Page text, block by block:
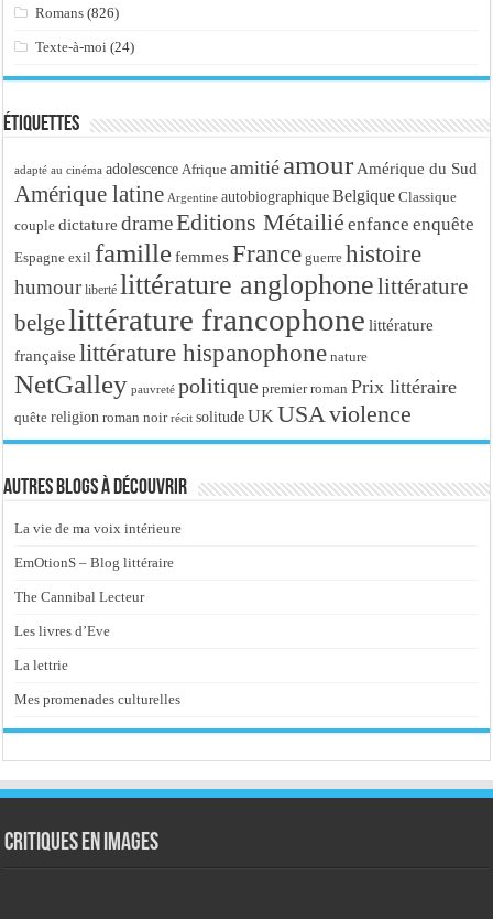
Romans (826)
Texte-à-moi (24)
Étiquettes
adapté au cinéma adolescence Afrique amitié amour Amérique du Sud
Amérique latine Argentine autobiographique Belgique Classique
couple dictature drameEditions Métailié enfance enquête
Espagne exil famille femmes France guerre histoire
humour liberté littérature anglophonelittérature
belgelittérature francophone littérature
française littérature hispanophone nature
NetGalley pauvreté politique premier roman Prix littéraire
quête religion roman noir récit solitude UK USAviolence
Autres blogs à découvrir
La vie de ma voix intérieure
EmOtionS – Blog littéraire
The Cannibal Lecteur
Les livres d’Eve
La lettrie
Mes promenades culturelles
Critiques en images